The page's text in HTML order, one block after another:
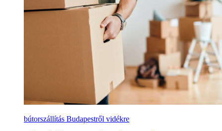
bútorszállítás Budapestről vidékre